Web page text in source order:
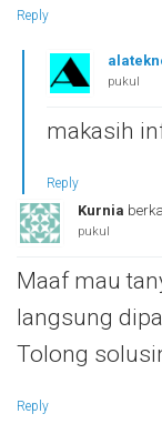
Reply
pukul
makasih
Reply
Kurnia
pukul
Maaf mau
langsung
Tolong
Reply